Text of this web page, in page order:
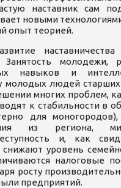
наставник сам
новыми
опыт теорией.
Занятость молодежи,
навыков и
молодых людей
многих проблем,
к стабильности в
для
из региона,
и, как
снижают уровень
налоговые
росту
предприятий.